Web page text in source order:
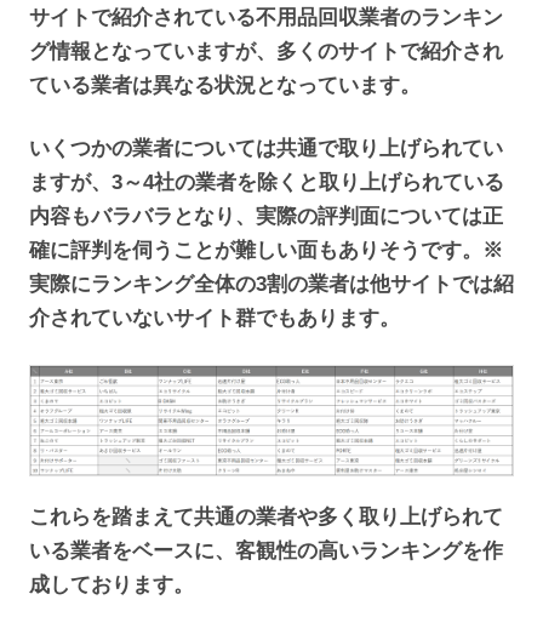
サイトで紹介されている不用品回収業者のランキン
グ情報となっていますが、多くのサイトで紹介され
ている業者は異なる状況となっています。
いくつかの業者については共通で取り上げられてい
ますが、3～4社の業者を除くと取り上げられている
内容もバラバラとなり、実際の評判面については正
確に評判を伺うことが難しい面もありそうです。※
実際にランキング全体の3割の業者は他サイトでは紹
介されていないサイト群でもあります。
これらを踏まえて共通の業者や多く取り上げられて
いる業者をベースに、客観性の高いランキングを作
成しております。